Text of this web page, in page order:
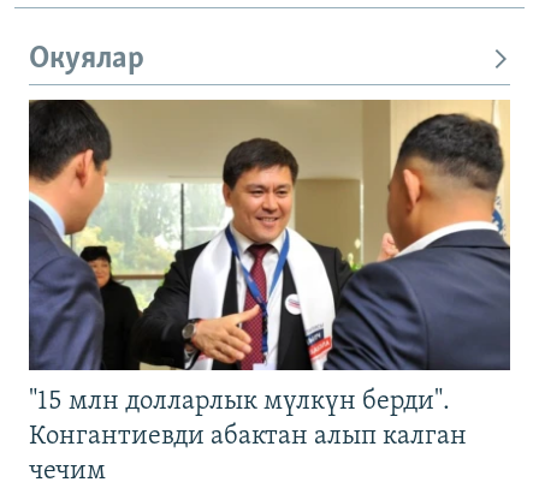
Окуялар
"15 млн долларлык мүлкүн берди".
Конгантиевди абактан алып калган
чечим